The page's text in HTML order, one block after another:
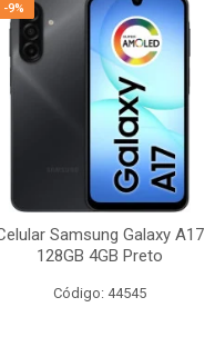
-9%
Samsung Galaxy A17
128GB 4GB Preto
Código: 44545